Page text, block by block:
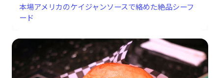
本場アメリカのケイジャンソースで絡めた絶品シーフ
ード